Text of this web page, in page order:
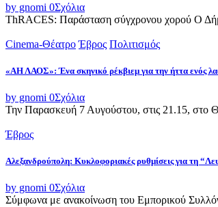
by gnomi 0Σχόλια
ThRACES: Παράσταση σύγχρονου χορού Ο
Cinema-Θέατρο Έβρος Πολιτισμός
«ΑΗ ΛΑΟΣ»: Ένα σκηνικό ρέκβιεμ για την ήττα ενός
by gnomi 0Σχόλια
Την Παρασκευή 7 Αυγούστου, στις 21.15, στο
Έβρος
Αλεξανδρούπολη: Κυκλοφοριακές ρυθμίσεις για τη
by gnomi 0Σχόλια
Σύμφωνα με ανακοίνωση του Εμπορικού